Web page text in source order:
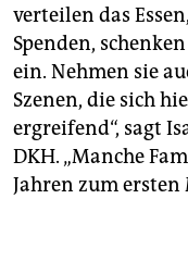
verteilen das
Spenden,
ein. Nehmen sie
Szenen, die sich
ergreifend“, sagt
DKH. „Manche
Jahren zum ersten